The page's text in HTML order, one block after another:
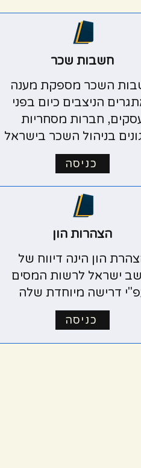
חשבות שכר
השכר מספקת מענה
הניצבים כיום בפני
חברות מסחריות
בניהול השכר בישראל
כניסה
הצהרות הון
הון הינה דיווח של
ישראל לרשות המסים
דרישה מיוחדת שלה
כניסה